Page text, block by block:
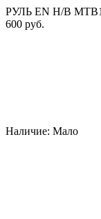
РУЛЬ EN H/B
600 руб.
Наличие: Мало